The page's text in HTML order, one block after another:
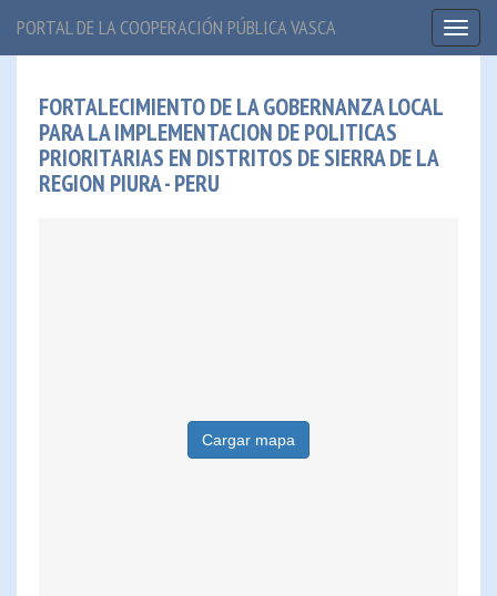
PORTAL DE LA COOPERACIÓN PÚBLICA VASCA
FORTALECIMIENTO DE LA GOBERNANZA LOCAL
PARA LA IMPLEMENTACION DE POLITICAS
PRIORITARIAS EN DISTRITOS DE SIERRA DE LA
REGION PIURA - PERU
Cargar mapa